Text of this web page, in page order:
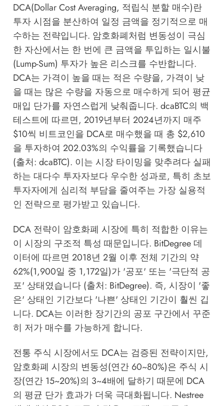
DCA(Dollar Cost Averaging, 적립식 분할 매수)란
투자 시점을 분산하여 일정 금액을 정기적으로 매
수하는 전략입니다. 암호화폐처럼 변동성이 극심
한 자산에서는 한 번에 큰 금액을 투입하는 일시불
(Lump-Sum) 투자가 높은 리스크를 수반합니다.
DCA는 가격이 높을 때는 적은 수량을, 가격이 낮
을 때는 많은 수량을 자동으로 매수하게 되어 평균
매입 단가를 자연스럽게 낮춰줍니다. dcaBTC의 백
테스트에 따르면, 2019년부터 2024년까지 매주
$10씩 비트코인을 DCA로 매수했을 때 총 $2,610
을 투자하여 202.03%의 수익률을 기록했습니다
(출처: dcaBTC). 이는 시장 타이밍을 맞추려다 실패
하는 대다수 투자자보다 우수한 성과로, 특히 초보
투자자에게 심리적 부담을 줄여주는 가장 실용적
인 전략으로 평가받고 있습니다.
DCA 전략이 암호화폐 시장에 특히 적합한 이유는
이 시장의 구조적 특성 때문입니다. BitDegree 데
이터에 따르면 2018년 2월 이후 전체 기간의 약
62%(1,900일 중 1,172일)가 '공포' 또는 '극단적 공
포' 상태였습니다 (출처: BitDegree). 즉, 시장이 '좋
은' 상태인 기간보다 '나쁜' 상태인 기간이 훨씬 깁
니다. DCA는 이러한 장기간의 공포 구간에서 꾸준
히 저가 매수를 가능하게 합니다.
전통 주식 시장에서도 DCA는 검증된 전략이지만,
암호화폐 시장의 변동성(연간 60~80%)은 주식 시
장(연간 15~20%)의 3~4배에 달하기 때문에 DCA
의 평균 단가 효과가 더욱 극대화됩니다. Nestree